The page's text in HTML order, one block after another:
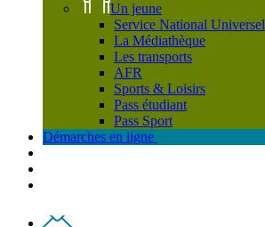
Un jeune
Service National Universel
La Médiathèque
Les transports
AFR
Sports & Loisirs
Pass étudiant
Pass Sport
Démarches en ligne
Contact